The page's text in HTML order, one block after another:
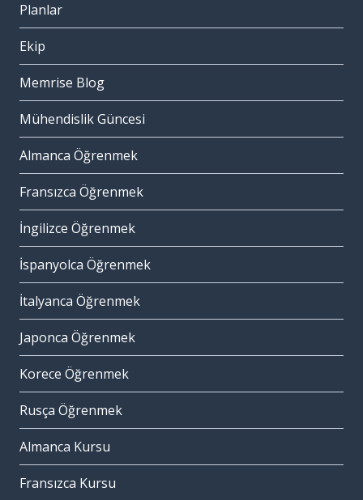
Planlar
Ekip
Memrise Blog
Mühendislik Güncesi
Almanca Öğrenmek
Fransızca Öğrenmek
İngilizce Öğrenmek
İspanyolca Öğrenmek
İtalyanca Öğrenmek
Japonca Öğrenmek
Korece Öğrenmek
Rusça Öğrenmek
Almanca Kursu
Fransızca Kursu